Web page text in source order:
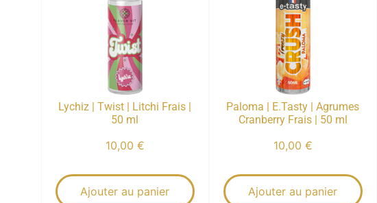
Lychiz | Twist | Litchi Frais |
50 ml
10,00 €
Ajouter au panier
Paloma | E.Tasty | Agrumes
Cranberry Frais | 50 ml
10,00 €
Ajouter au panier